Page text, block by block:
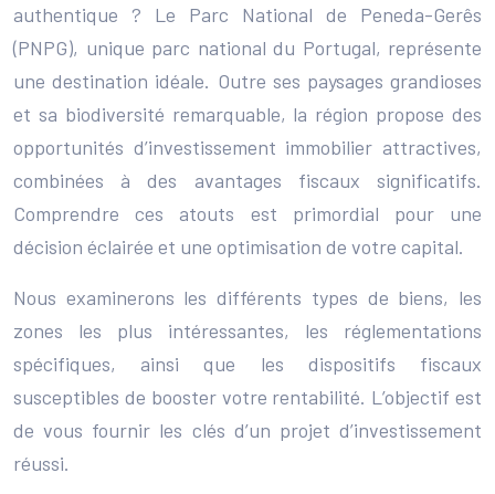
authentique ? Le Parc National de Peneda-Gerês
(PNPG), unique parc national du Portugal, représente
une destination idéale. Outre ses paysages grandioses
et sa biodiversité remarquable, la région propose des
opportunités d’investissement immobilier attractives,
combinées à des avantages fiscaux significatifs.
Comprendre ces atouts est primordial pour une
décision éclairée et une optimisation de votre capital.
Nous examinerons les différents types de biens, les
zones les plus intéressantes, les réglementations
spécifiques, ainsi que les dispositifs fiscaux
susceptibles de booster votre rentabilité. L’objectif est
de vous fournir les clés d’un projet d’investissement
réussi.